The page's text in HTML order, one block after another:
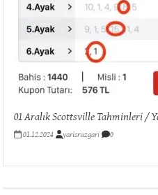
Altılı
Ganyan
Tahmini
01 Aralık Scottsville Tahminleri /
01.12.2024 yarisruzgari 0